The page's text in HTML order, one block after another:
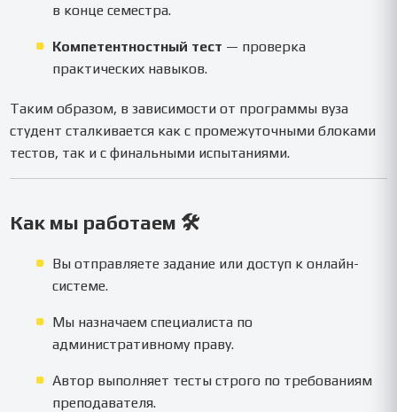
в конце семестра.
Компетентностный тест — проверка
практических навыков.
Таким образом, в зависимости от программы вуза
студент сталкивается как с промежуточными блоками
тестов, так и с финальными испытаниями.
Как мы работаем 🛠️
Вы отправляете задание или доступ к онлайн-
системе.
Мы назначаем специалиста по
административному праву.
Автор выполняет тесты строго по требованиям
преподавателя.